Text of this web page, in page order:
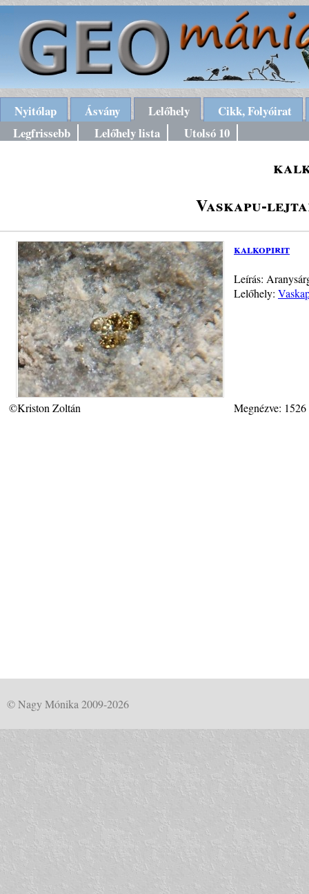
Nyitólap Ásvány Lelőhely
Cikk, Folyóirat
Legfrissebb
Lelőhely lista Utolsó 10
Vaskapu-
kalkopirit
Leírás:
Lelőhely:
©Kriston Zoltán Megnézve:
© Nagy Mónika 2009-2026